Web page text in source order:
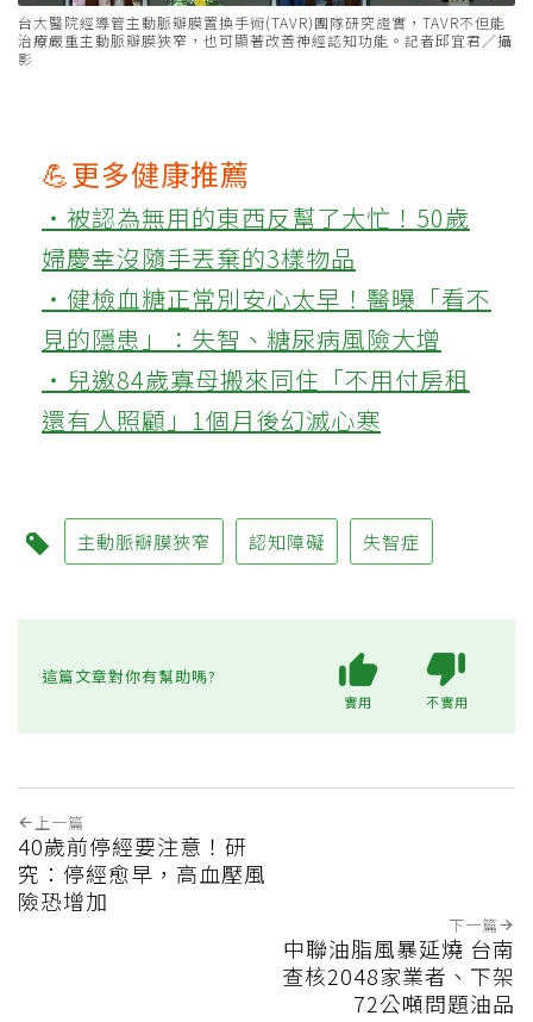
台大醫院經導管主動脈瓣膜置換手術(TAVR)團隊研究證實，TAVR不但能
治療嚴重主動脈瓣膜狹窄，也可顯著改善神經認知功能。記者邱宜君／攝
影
💪更多健康推薦
‧被認為無用的東西反幫了大忙！50歲
婦慶幸沒隨手丟棄的3樣物品
‧健檢血糖正常別安心太早！醫曝「看不
見的隱患」：失智、糖尿病風險大增
‧兒邀84歲寡母搬來同住「不用付房租
還有人照顧」1個月後幻滅心寒
主動脈瓣膜狹窄 認知障礙 失智症
這篇文章對你有幫助嗎?
實用 不實用
上一篇
40歲前停經要注意！研
究：停經愈早，高血壓風
險恐增加
下一篇
中聯油脂風暴延燒 台南
查核2048家業者、下架
72公噸問題油品